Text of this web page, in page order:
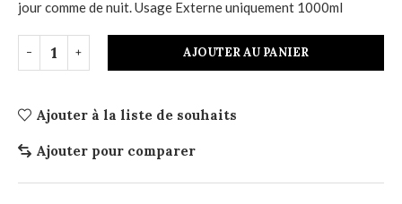
jour comme de nuit. Usage Externe uniquement 1000ml
AJOUTER AU PANIER
Ajouter à la liste de souhaits
Ajouter pour comparer